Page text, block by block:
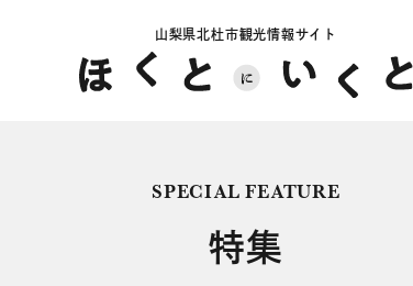
山梨県北杜市観光情報サイト
SPECIAL FEATURE
特集